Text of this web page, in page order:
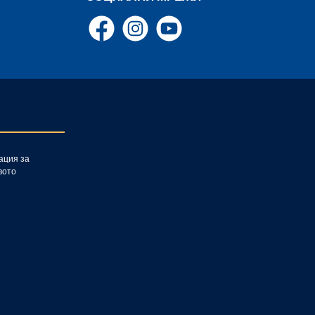
PXE и
за
и Rupes
Facebook Instagram YouTube
за